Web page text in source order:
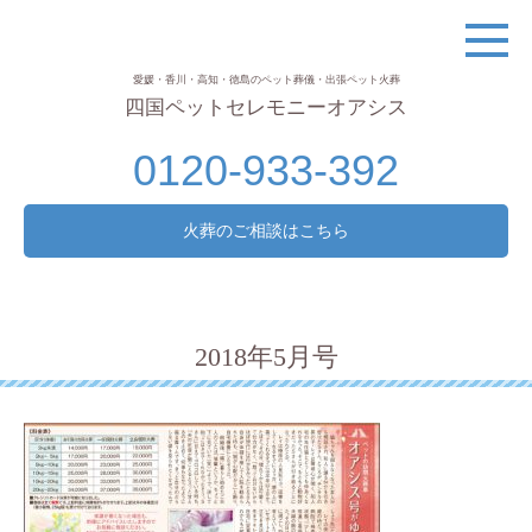
愛媛・香川・高知・徳島のペット葬儀・出張ペット火葬
四国ペットセレモニーオアシス
0120-933-392
火葬のご相談はこちら
2018年5月号